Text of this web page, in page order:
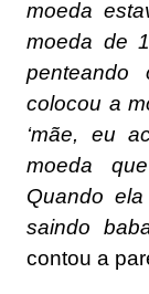
moeda
moeda de
colocou a
‘mãe, eu
moeda
Quando
saindo
contou a